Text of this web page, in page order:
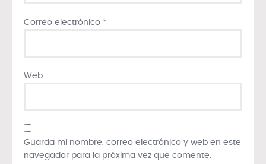
Correo electrónico *
Web
Guarda mi nombre, correo electrónico y web en este
navegador para la próxima vez que comente.